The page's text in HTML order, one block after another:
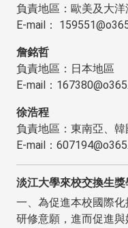
負責地區：歐美及大洋
E-mail：
詹銘哲
負責地區：日本地區
E-mail：
徐浩程
負責地區：東南亞、
E-mail：
淡江大學來校交換生獎
一、為促進本校國際
研修意願，進而促進